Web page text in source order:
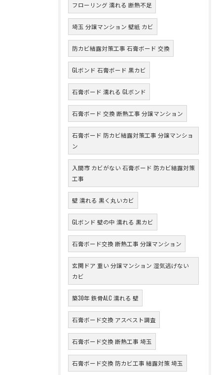
フローリング 濡れる 断熱不足
埼玉 分譲マンション 壁紙 カビ
防カビ結露対策工事 石膏ボード 交換
GLボンド 石膏ボード 黒カビ
石膏ボード 濡れる GLボンド
石膏ボード 交換 断熱工事 分譲マンション
石膏ボード 防カビ結露対策工事 分譲マンショ
ン
入間市 カビがない 石膏ボード 防カビ結露対策
工事
壁 濡れる 黒く丸いカビ
GLボンド 壁の中 濡れる 黒カビ
石膏ボード交換 断熱工事 分譲マンション
玄関ドア 重い 分譲マンション 湿気逃げない
カビ
築30年 鉄骨ALC 濡れる 壁
石膏ボード交換 アスベスト調査
石膏ボード交換 断熱工事 埼玉
石膏ボード交換 防カビ工事 結露対策 埼玉